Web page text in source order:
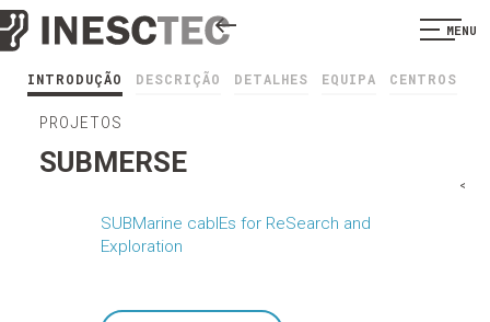
MENU
INTRODUÇÃO DESCRIÇÃO DETALHES EQUIPA CENTROS
PROJETOS
SUBMERSE
SUBMarine cablEs for ReSearch and
Exploration
<